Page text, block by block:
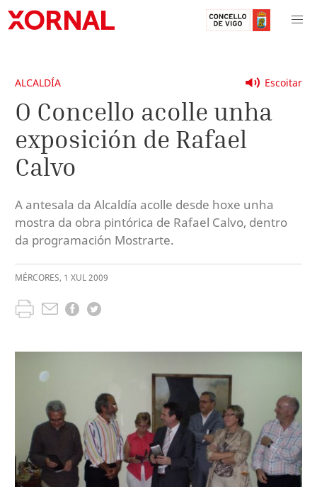
Escoitar
ALCALDÍA
O Concello acolle unha
exposición de Rafael
Calvo
A antesala da Alcaldía acolle desde hoxe unha
mostra da obra pintórica de Rafael Calvo, dentro
da programación Mostrarte.
MÉRCORES, 1 XUL2009